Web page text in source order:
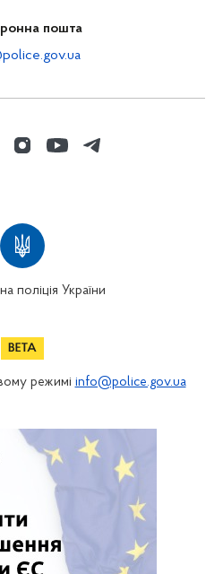
пошта
поліція України
режимі info@police.gov.ua